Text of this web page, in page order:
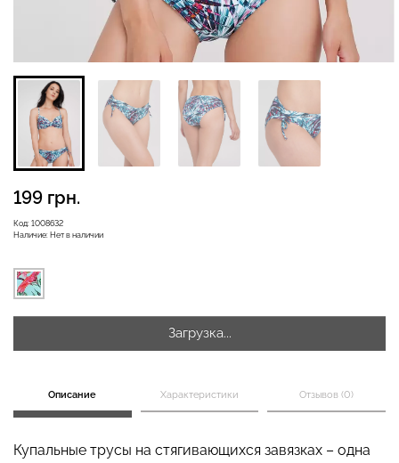
Код: 1008632
Наличие: Нет в наличии
199 грн.
Загрузка...
Описание Характеристики Отзывов (0)
Купальные трусы на стягивающихся завязках – одна
Бесшовные леггинсы
482 грн.